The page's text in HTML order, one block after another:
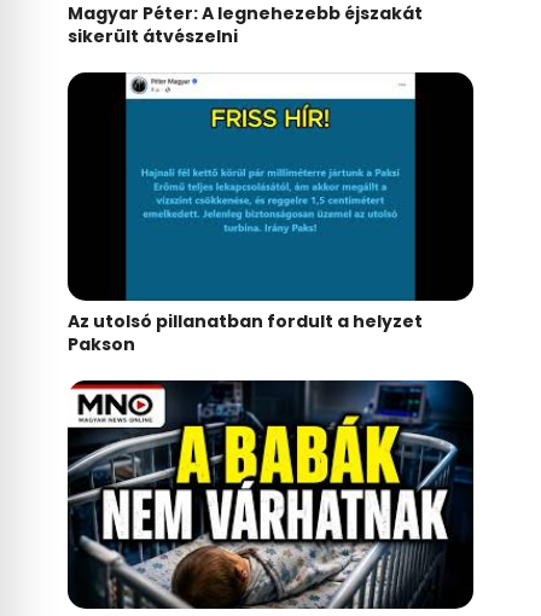
Magyar Péter: A legnehezebb éjszakát
sikerült átvészelni
Az utolsó pillanatban fordult a helyzet
Pakson